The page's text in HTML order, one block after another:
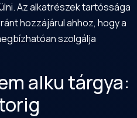
Az alkatrészek tartóssága
hozzájárul ahhoz, hogy a
szolgálja
alku tárgya: